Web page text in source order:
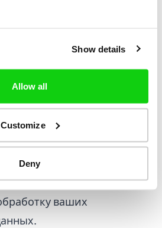
Show details
Allow all
Customize
Deny
GDPR, вы имеете
к своим персональным
или неполные
данные.
ваших